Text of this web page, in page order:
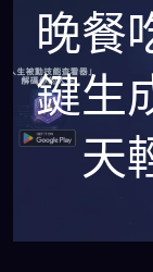
晚餐
鍵生
天